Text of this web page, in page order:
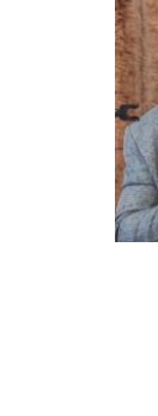
https://
https://